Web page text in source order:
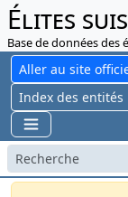
Élites
Base de données des
Aller au site
Index des entités